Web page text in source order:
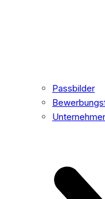
Passbilder